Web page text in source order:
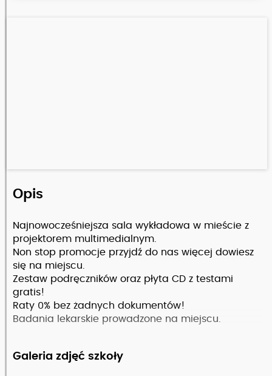
Opis
Najnowocześniejsza sala wykładowa w mieście z
projektorem multimedialnym.
Non stop promocje przyjdź do nas więcej dowiesz
się na miejscu.
Zestaw podręczników oraz płyta CD z testami
gratis!
Raty 0% bez żadnych dokumentów!
Badania lekarskie prowadzone na miejscu.
Zobacz pełny opis szkoły
Galeria zdjęć szkoły